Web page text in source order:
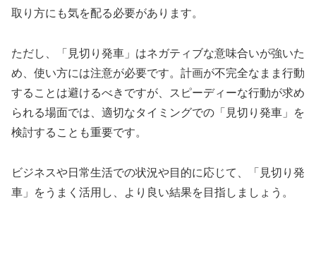
取り方にも気を配る必要があります。
ただし、「見切り発車」はネガティブな意味合いが強いた
め、使い方には注意が必要です。計画が不完全なまま行動
することは避けるべきですが、スピーディーな行動が求め
られる場面では、適切なタイミングでの「見切り発車」を
検討することも重要です。
ビジネスや日常生活での状況や目的に応じて、「見切り発
車」をうまく活用し、より良い結果を目指しましょう。